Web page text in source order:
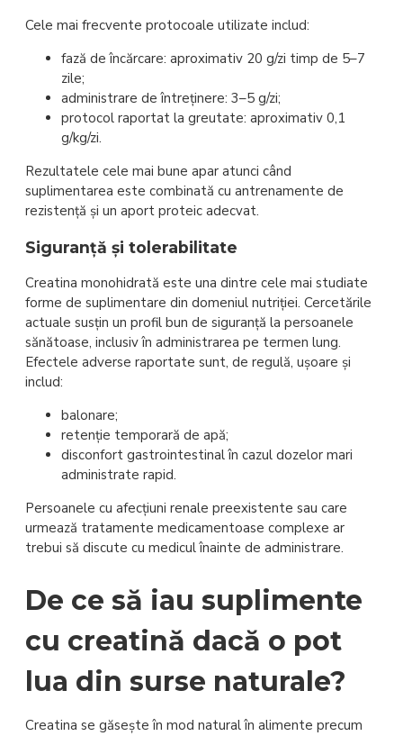
Cele mai frecvente protocoale utilizate includ:
fază de încărcare: aproximativ 20 g/zi timp de 5–7
zile;
administrare de întreținere: 3–5 g/zi;
protocol raportat la greutate: aproximativ 0,1
g/kg/zi.
Rezultatele cele mai bune apar atunci când
suplimentarea este combinată cu antrenamente de
rezistență și un aport proteic adecvat.
Siguranță și tolerabilitate
Creatina monohidrată este una dintre cele mai studiate
forme de suplimentare din domeniul nutriției. Cercetările
actuale susțin un profil bun de siguranță la persoanele
sănătoase, inclusiv în administrarea pe termen lung.
Efectele adverse raportate sunt, de regulă, ușoare și
includ:
balonare;
retenție temporară de apă;
disconfort gastrointestinal în cazul dozelor mari
administrate rapid.
Persoanele cu afecțiuni renale preexistente sau care
urmează tratamente medicamentoase complexe ar
trebui să discute cu medicul înainte de administrare.
De ce să iau suplimente
cu creatină dacă o pot
lua din surse naturale?
Creatina se găsește în mod natural în alimente precum